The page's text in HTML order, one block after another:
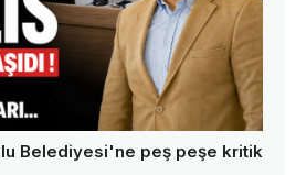
Belediyesi'ne peş peşe kritik